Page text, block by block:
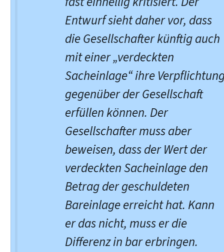
Entwurf sieht daher vor, dass
die Gesellschafter künftig auch
mit einer „verdeckten
Sacheinlage“ ihre
gegenüber der Gesellschaft
erfüllen können. Der
Gesellschafter muss aber
beweisen, dass der Wert der
verdeckten Sacheinlage den
Betrag der geschuldeten
Bareinlage erreicht hat. Kann
er das nicht, muss er die
Differenz in bar erbringen.